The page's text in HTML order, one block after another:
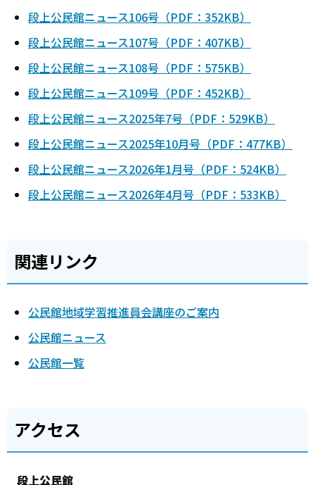
段上公民館ニュース106号（PDF：352KB）
段上公民館ニュース107号（PDF：407KB）
段上公民館ニュース108号（PDF：575KB）
段上公民館ニュース109号（PDF：452KB）
段上公民館ニュース2025年7号（PDF：529KB）
段上公民館ニュース2025年10月号（PDF：477KB）
段上公民館ニュース2026年1月号（PDF：524KB）
段上公民館ニュース2026年4月号（PDF：533KB）
関連リンク
公民館地域学習推進員会講座のご案内
公民館ニュース
公民館一覧
アクセス
段上公民館